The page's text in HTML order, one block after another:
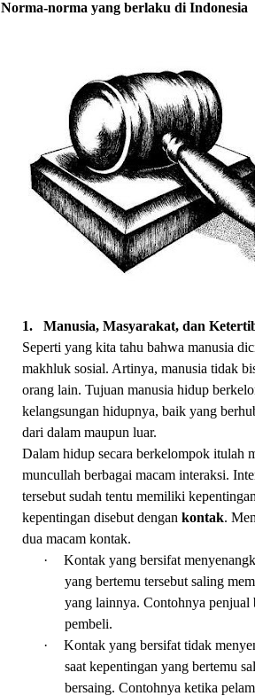
Norma-norma yang berlaku di Indonesia
1.
Manusia, Masyarakat, dan
Seperti yang kita tahu bahwa manusia
makhluk sosial. Artinya, manusia tidak
orang lain. Tujuan manusia hidup
kelangsungan hidupnya, baik yang
dari dalam maupun luar.
Dalam hidup secara berkelompok itulah
muncullah berbagai macam interaksi.
tersebut sudah tentu memiliki
kepentingan disebut dengan kontak.
dua macam kontak.
·
Kontak yang bersifat
yang bertemu tersebut saling
yang lainnya. Contohnya penjual
pembeli.
·
Kontak yang bersifat tidak
saat kepentingan yang bertemu
bersaing. Contohnya ketika